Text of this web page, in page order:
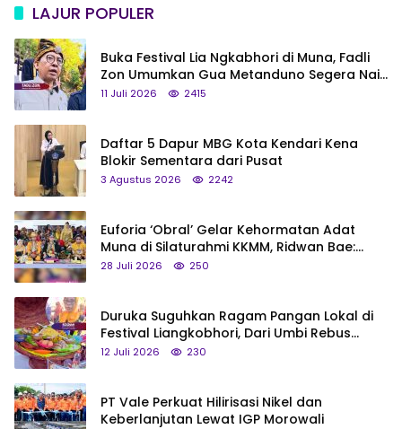
LAJUR POPULER
Buka Festival Lia Ngkabhori di Muna, Fadli
Zon Umumkan Gua Metanduno Segera Naik
Status Jadi Cagar Budaya Nasional
11 Juli 2026 2415
Daftar 5 Dapur MBG Kota Kendari Kena
Blokir Sementara dari Pusat
3 Agustus 2026 2242
Euforia ‘Obral’ Gelar Kehormatan Adat
Muna di Silaturahmi KKMM, Ridwan Bae:
Saya Bukan Tipe Begitu, Belum Pantas!
28 Juli 2026 250
Duruka Suguhkan Ragam Pangan Lokal di
Festival Liangkobhori, Dari Umbi Rebus
hingga Tumpeng Beras Muna
12 Juli 2026 230
PT Vale Perkuat Hilirisasi Nikel dan
Keberlanjutan Lewat IGP Morowali